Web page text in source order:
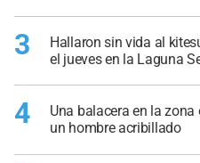
3
Hallaron sin vida al
el jueves en la Laguna
4
Una balacera en la
un hombre acribillado